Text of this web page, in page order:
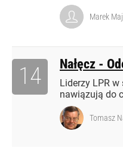
Marek
Nałęcz -
Liderzy LPR
nawiązują do
14
Tomasz